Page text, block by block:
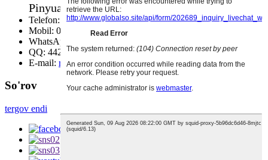
Pinyuan tibbiyoti
Telefon:
0086-0516-83057336
Mobil: 0086 13775993545
WhatsApp/Wechat:
QQ: 442631959
E-mail: richardxzpy@163.com
So'rov
tergov endi